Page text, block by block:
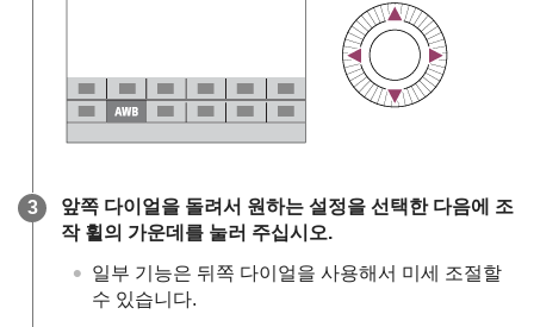
앞쪽 다이얼을 돌려서 원하는 설정을 선택한 다음에 조
작 휠의 가운데를 눌러 주십시오.
일부 기능은 뒤쪽 다이얼을 사용해서 미세 조절할
수 있습니다.